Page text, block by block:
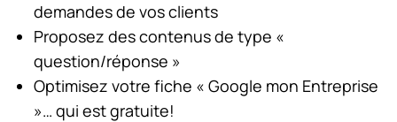
demandes de vos clients
Proposez des contenus de type «
question/réponse »
Optimisez votre fiche « Google mon Entreprise
»… qui est gratuite!